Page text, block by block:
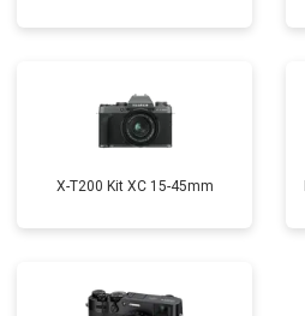
X-T200 Kit XC 15-45mm